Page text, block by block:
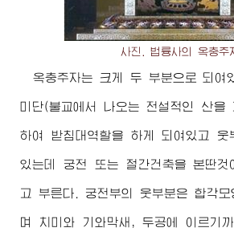
사진. 법륭사의 옥충주
옥충주자는 크게 두 부분으로 되여
미단(불교에서 나오는 전설적인 산을
하여 받침대역할을 하게 되여있고 웃
있는데 궁전 또는 절간건축을 본딴것
고 부른다. 궁전부의 웃부분은 합각
며 치미와 기와막새, 두공에 이르기